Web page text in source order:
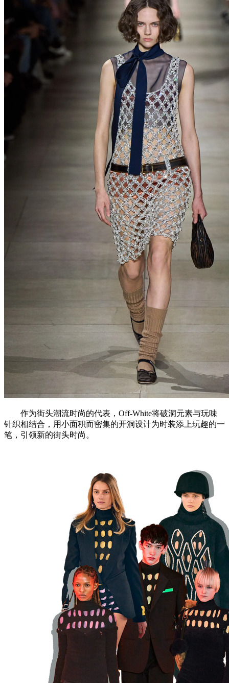
作为街头潮流时尚的代表，Off-White将破洞元素与玩味
针织相结合，用小面积而密集的开洞设计为时装添上玩趣的一
笔，引领新的街头时尚。